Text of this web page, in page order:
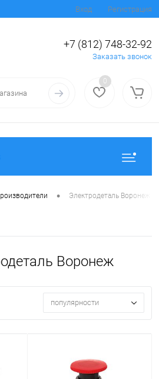
Вход Регистрация
+7 (812) 748-32-92
Заказать звонок
0
• Электродеталь Воронеж
Воронеж
популярности